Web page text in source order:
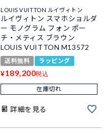
LOUIS VUITTON ルイヴィトン
ルイヴィトン スマホショルダ
ー モノグラム フォン ポー
チ・メティス ブラウン
LOUIS VUITTON M13572
送料無料 ラッピング
¥189,200税込
在庫切れ
詳細を見る